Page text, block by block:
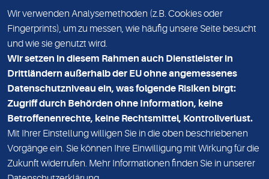
DATENSCHUTZ
KONTAKT
NEWSLETTER
ADRESSE
MVZ Medizinisches Labor Nord MLN GmbH
Essener Straße 108
22419 Hamburg
Wir verwenden Analysemethoden (z.B. Cookies oder
Fingerprints), um zu messen, wie häufig unsere Seite besucht
und wie sie genutzt wird.
Wir setzen in diesem Rahmen auch Dienstleister in
Drittländern außerhalb der EU ohne angemessenes
Datenschutzniveau ein, was folgende Risiken birgt:
Zugriff durch Behörden ohne Information, keine
Betroffenenrechte, keine Rechtsmittel, Kontrollverlust.
Mit Ihrer Einstellung willigen Sie in die oben beschriebenen
Vorgänge ein. Sie können Ihre Einwilligung mit Wirkung für die
Zukunft widerrufen. Mehr Informationen finden Sie in unserer